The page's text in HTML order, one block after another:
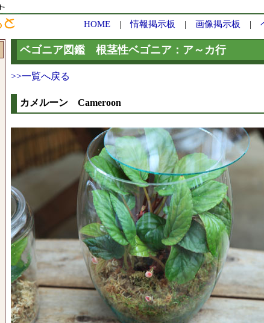
HOME |情報掲示板 | 画像掲示板 |
ベゴニア図鑑 根茎性ベゴニア：ア～カ行
>>一覧へ戻る
カメルーン Cameroon